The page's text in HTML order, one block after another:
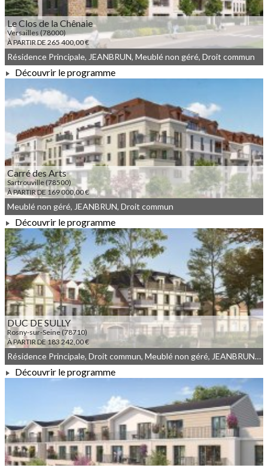
Le Clos de la Chênaie
Versailles (78000)
À PARTIR DE 265 400,00 €
À PARTIR DE 265 400,00 €
Résidence Principale, JEANBRUN, Meublé non géré, Droit commun
Découvrir le programme
Carré des Arts
Sartrouville (78500)
À PARTIR DE 169 000,00 €
À PARTIR DE 169 000,00 €
Meublé non géré, JEANBRUN, Droit commun
Découvrir le programme
DUC DE SULLY
Rosny-sur-Seine (78710)
À PARTIR DE 183 242,00 €
À PARTIR DE 183 242,00 €
Résidence Principale, Droit commun, Meublé non géré, JEANBRUN, LLI, LLI_JEANBRUN
Découvrir le programme